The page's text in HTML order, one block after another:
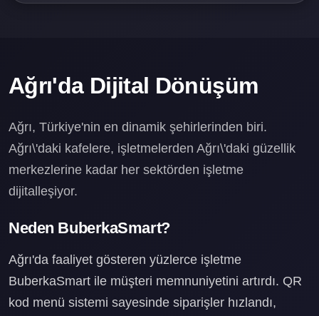
Ağrı'da Dijital Dönüşüm
Ağrı, Türkiye'nin en dinamik şehirlerinden biri.
Ağrı\'daki kafelere, işletmelerden Ağrı\'daki güzellik
merkezlerine kadar her sektörden işletme
dijitalleşiyor.
Neden BuberkaSmart?
Ağrı'da faaliyet gösteren yüzlerce işletme
BuberkaSmart ile müşteri memnuniyetini artırdı. QR
kod menü sistemi sayesinde siparişler hızlandı,